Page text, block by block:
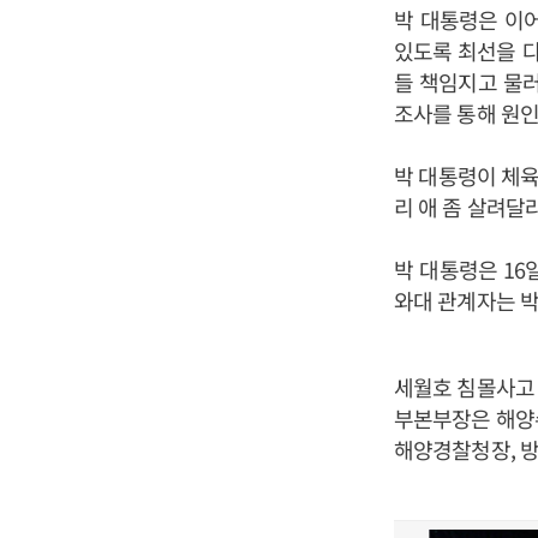
박 대통령은 이
있도록 최선을
들 책임지고 물
조사를 통해 원
박 대통령이 체
리 애 좀 살려달
박 대통령은 16
와대 관계자는
세월호 침몰사
부본부장은 해
해양경찰청장,